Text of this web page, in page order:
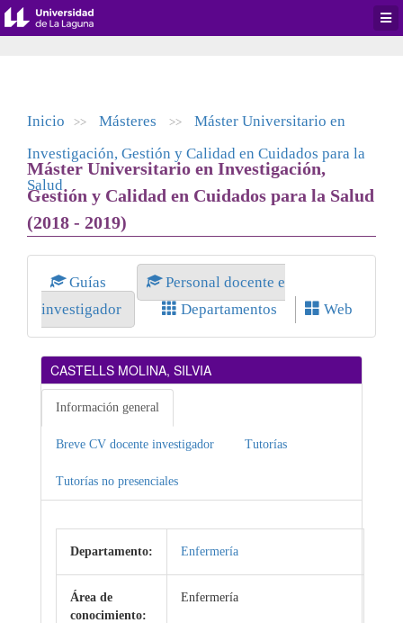
Inicio >> Másteres >>
Máster Universitario en
Investigación, Gestión y Calidad en Cuidados para la
Salud
Máster Universitario en Investigación,
Gestión y Calidad en Cuidados para la Salud
(2018 - 2019)
Guías
Personal docente e
investigador
Departamentos Web
CASTELLS MOLINA, SILVIA
Información general
Breve CV docente investigador Tutorías
Tutorías no presenciales
Departamento: Enfermería
Área de
conocimiento:
Enfermería